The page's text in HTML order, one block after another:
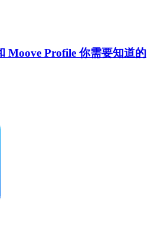
Moove Profile 你需要知道的